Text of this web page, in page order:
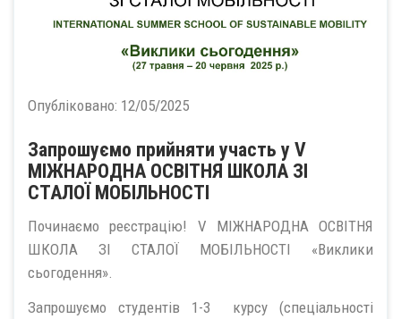
Опубліковано: 12/05/2025
Запрошуємо прийняти участь у V
МІЖНАРОДНА ОСВІТНЯ ШКОЛА ЗІ
СТАЛОЇ МОБІЛЬНОСТІ
Починаємо реєстрацію! V МІЖНАРОДНА ОСВІТНЯ
ШКОЛА ЗІ СТАЛОЇ МОБІЛЬНОСТІ «Виклики
сьогодення».
Запрошуємо студентів 1-3 курсу (спеціальності